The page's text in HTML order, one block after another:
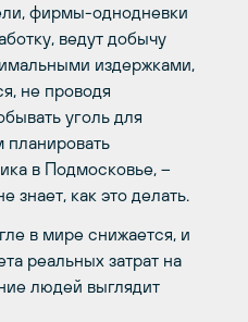
фирмы-однодневки
ведут добычу
издержками,
не проводя
уголь для
планировать
в Подмосковье, –
знает, как это делать.
в мире снижается, и
реальных затрат на
людей выглядит